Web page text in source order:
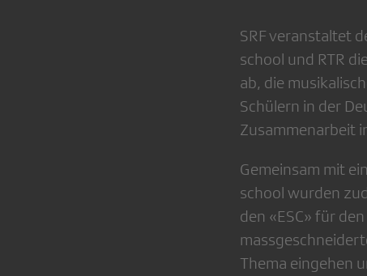
SRF veranstaltet
school und RTR
ab, die
Schülern in der
Zusammenarbeit
Gemeinsam mit
school wurden
den «ESC» für
Thema eingehen